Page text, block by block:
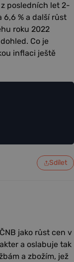
posledních let 2-
6,6 % a další růst
roku 2022
Co je
inflaci ještě
Sdílet
jako růst cen v
a oslabuje tak
a zbožím, jež